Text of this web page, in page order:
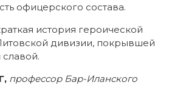
офицерского состава.
история героической
дивизии, покрывшей
профессор Бар-Иланского